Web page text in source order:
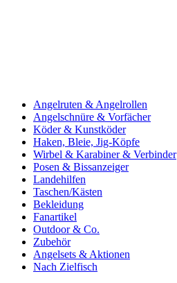
Angelruten & Angelrollen
Angelschnüre & Vorfächer
Köder & Kunstköder
Haken, Bleie, Jig-Köpfe
Wirbel & Karabiner & Verbinder
Posen & Bissanzeiger
Landehilfen
Taschen/Kästen
Bekleidung
Fanartikel
Outdoor & Co.
Zubehör
Angelsets & Aktionen
Nach Zielfisch